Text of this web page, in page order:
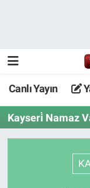
Canlı Yayın
Kayseri̇ Namaz
TV 5 Ekranı